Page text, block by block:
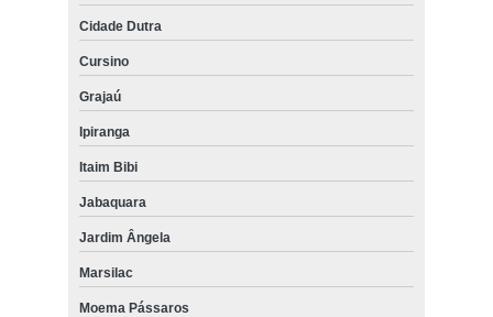
Cidade Dutra
Cursino
Grajaú
Ipiranga
Itaim Bibi
Jabaquara
Jardim Ângela
Marsilac
Moema Pássaros